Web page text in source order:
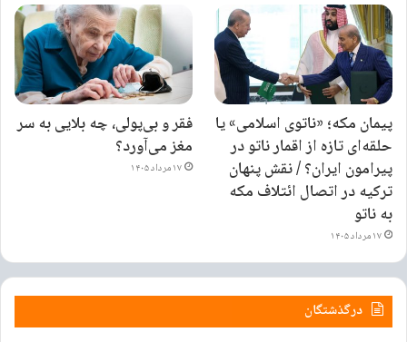
پیمان مکه؛ «ناتوی اسلامی» یا
حلقه‌ای تازه از اقمار ناتو در
پیرامون ایران؟ / نقش پنهان
ترکیه در اتصال ائتلاف مکه
به ناتو
۱۷ مرداد ۱۴۰۵
فقر و بی‌پولی، چه بلایی به سر
مغز می‌آورد؟
۱۷ مرداد ۱۴۰۵
درگذشتگان